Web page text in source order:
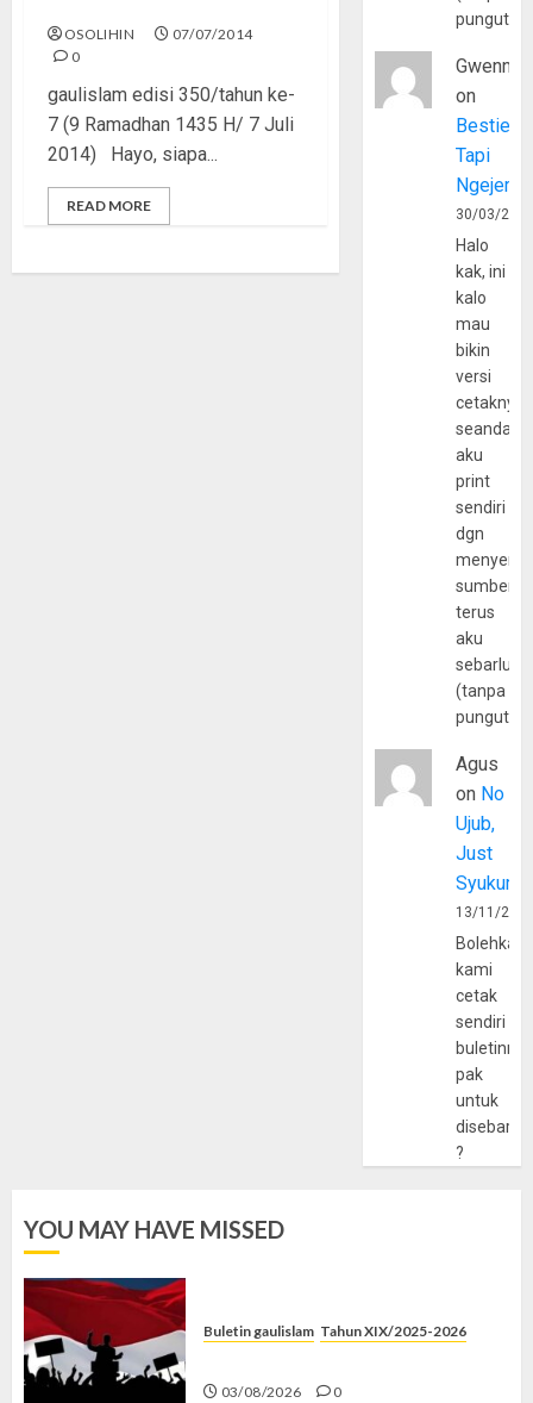
OSOLIHIN
07/07/2014
0
gaulislam edisi 350/tahun ke-
7 (9 Ramadhan 1435 H/ 7 Juli
2014) Hayo, siapa...
READ MORE
Gwenny
on
Bestie
Tapi
30/03/
Halo
kak, ini
kalo
mau
bikin
versi
cetaknya
aku
print
sendiri
dgn
sumber
terus
aku
(tanpa
Agus
on No
Ujub,
Just
Syukur
13/11/
Bolehkah
kami
cetak
sendiri
pak
untuk
?
YOU MAY HAVE MISSED
Buletin gaulislam Tahun XIX/2025-2026
03/08/2026 0